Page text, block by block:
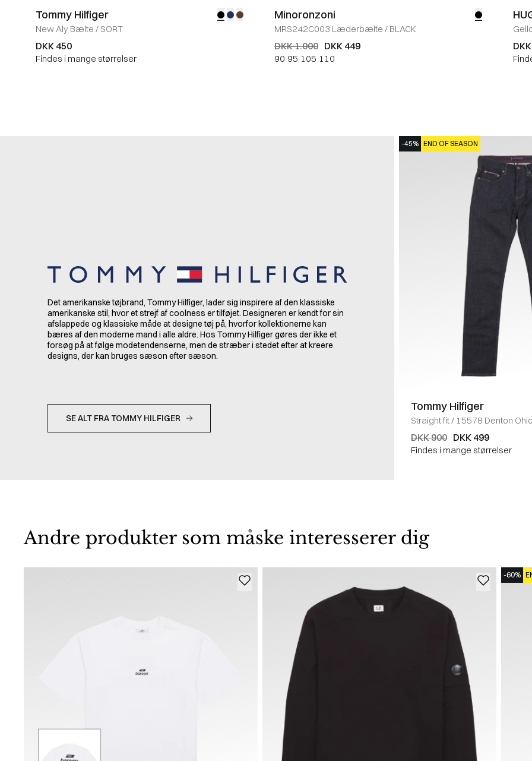
Tommy Hilfiger
New Aly Bælte / SORT
DKK 450
Findes i mange størrelser
Minoronzoni
MRS242C003 Læderbælte / BLACK
DKK 1.000 DKK 449
90 95 105 110
Det amerikanske tøjbrand, Tommy Hilfiger, lader sig inspirere af den klassiske
amerikanske stil, hvor et strejf af coolness er tilføjet. Designeren er kendt for sin
afslappede og klassiske måde at designe tøj på, hvorfor kollektionerne kan
bæres af den moderne mand i alle aldre. Hos Tommy Hilfiger gøres der ikke et
forsøg på at følge modetendenserne, men de stræber i stedet efter at kreere
designs, der kan bruges sæson efter sæson.
SE ALT FRA TOMMY HILFIGER
-45% END OF SEASON
Tommy Hilfiger
Straight fit/ 15578 Denton
DKK 900 DKK 499
Findes i mange størrelser
Andre produkter som måske interesserer dig
-60%